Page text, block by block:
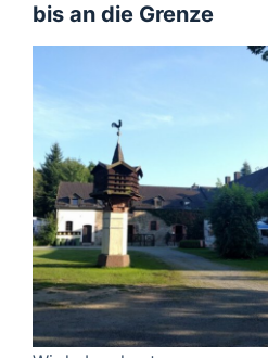
bis an die Grenze